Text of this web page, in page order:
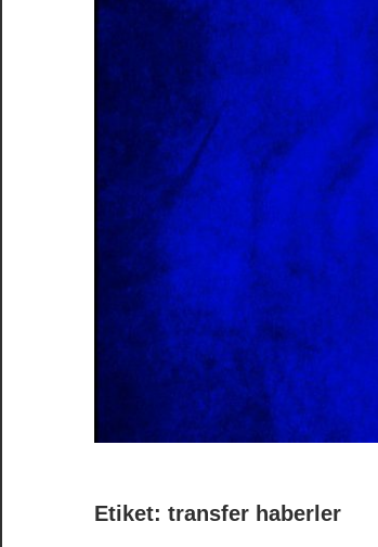
Etiket: transfer haberler